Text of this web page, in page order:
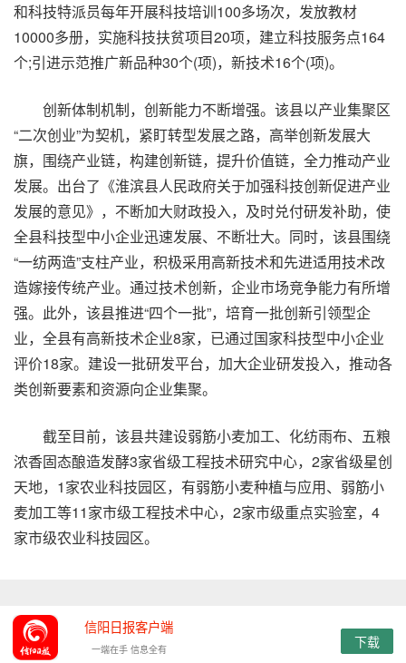
和科技特派员每年开展科技培训100多场次，发放教材
10000多册，实施科技扶贫项目20项，建立科技服务点164
个;引进示范推广新品种30个(项)，新技术16个(项)。
创新体制机制，创新能力不断增强。该县以产业集聚区
“二次创业”为契机，紧盯转型发展之路，高举创新发展大
旗，围绕产业链，构建创新链，提升价值链，全力推动产业
发展。出台了《淮滨县人民政府关于加强科技创新促进产业
发展的意见》，不断加大财政投入，及时兑付研发补助，使
全县科技型中小企业迅速发展、不断壮大。同时，该县围绕
“一纺两造”支柱产业，积极采用高新技术和先进适用技术改
造嫁接传统产业。通过技术创新，企业市场竞争能力有所增
强。此外，该县推进“四个一批”，培育一批创新引领型企
业，全县有高新技术企业8家，已通过国家科技型中小企业
评价18家。建设一批研发平台，加大企业研发投入，推动各
类创新要素和资源向企业集聚。
截至目前，该县共建设弱筋小麦加工、化纺雨布、五粮
浓香固态酿造发酵3家省级工程技术研究中心，2家省级星创
天地，1家农业科技园区，有弱筋小麦种植与应用、弱筋小
麦加工等11家市级工程技术中心，2家市级重点实验室，4
家市级农业科技园区。
信阳日报客户端
一端在手 信息全有 下载